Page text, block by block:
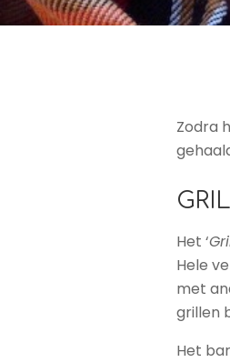
Zodra
Het ‘
Hele
met
grillen
Het